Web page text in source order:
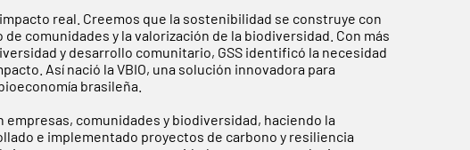
real. Creemos que la sostenibilidad se construye con
comunidades y la valorización de la biodiversidad. Con más
y desarrollo comunitario, GSS identificó la necesidad
Así nació la VBIO, una solución innovadora para
brasileña.
comunidades y biodiversidad, haciendo la
e implementado proyectos de carbono y resiliencia